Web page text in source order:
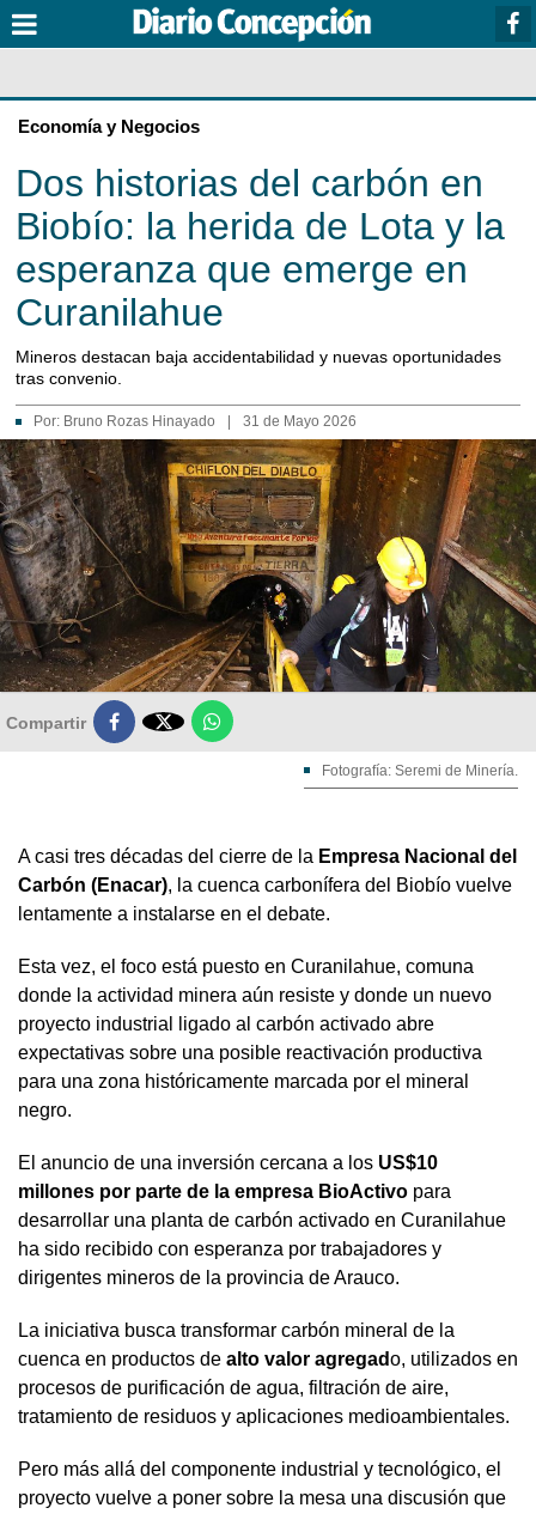
Economía y Negocios
Dos historias del carbón en
Biobío: la herida de Lota y la
esperanza que emerge en
Curanilahue
Mineros destacan baja accidentabilidad y nuevas oportunidades
tras convenio.
Por: Bruno Rozas Hinayado 31 de Mayo 2026
Compartir 
Fotografía: Seremi de Minería.
A casi tres décadas del cierre de la Empresa Nacional del
Carbón (Enacar), la cuenca carbonífera del Biobío vuelve
lentamente a instalarse en el debate.
Esta vez, el foco está puesto en Curanilahue, comuna
donde la actividad minera aún resiste y donde un nuevo
proyecto industrial ligado al carbón activado abre
expectativas sobre una posible reactivación productiva
para una zona históricamente marcada por el mineral
negro.
El anuncio de una inversión cercana a los US$10
millones por parte de la empresa BioActivo para
desarrollar una planta de carbón activado en Curanilahue
ha sido recibido con esperanza por trabajadores y
dirigentes mineros de la provincia de Arauco.
La iniciativa busca transformar carbón mineral de la
cuenca en productos de alto valor agregado, utilizados en
procesos de purificación de agua, filtración de aire,
tratamiento de residuos y aplicaciones medioambientales.
Pero más allá del componente industrial y tecnológico, el
proyecto vuelve a poner sobre la mesa una discusión que